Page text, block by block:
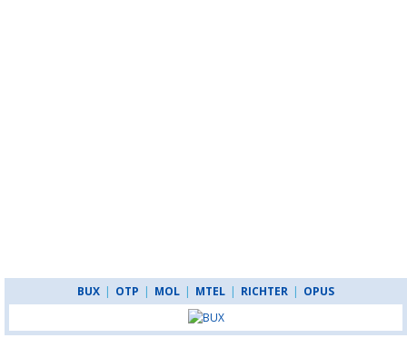
BUX | OTP | MOL | MTEL | RICHTER | OPUS